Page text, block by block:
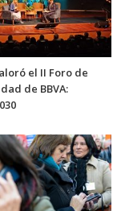
el II Foro de
de BBVA: